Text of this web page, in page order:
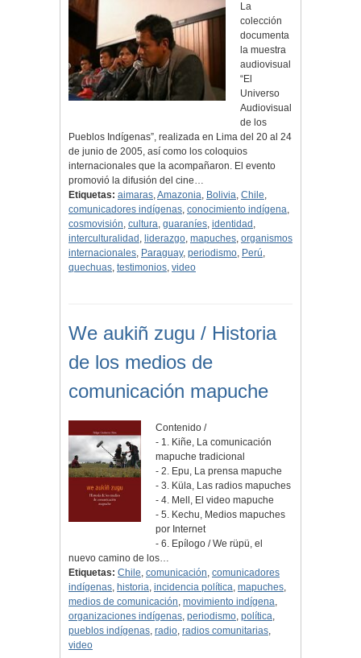
La
colección
documenta
la muestra
audiovisual
“El
Universo
Audiovisual
de los
Pueblos Indígenas”, realizada en Lima del 20 al 24
de junio de 2005, así como los coloquios
internacionales que la acompañaron. El evento
promovió la difusión del cine…
Etiquetas: aimaras,Amazonia, Bolivia, Chile,
comunicadores indígenas, conocimiento indígena,
cosmovisión, cultura, guaraníes, identidad ,
interculturalidad , liderazgo, mapuches, organismos
internacionales, Paraguay, periodismo, Perú,
quechuas, testimonios, video
We aukiñ zugu / Historia
de los medios de
comunicación mapuche
Contenido /
- 1. Kiñe, La comunicación
mapuche tradicional
- 2. Epu, La prensa mapuche
- 3. Küla, Las radios mapuches
- 4. Mell, El video mapuche
- 5. Kechu, Medios mapuches
por Internet
- 6. Epílogo / We rüpü, el
nuevo camino de los…
Etiquetas: Chile, comunicación, comunicadores
indígenas, historia, incidencia política, mapuches,
medios de comunicación, movimiento indígena,
organizaciones indígenas, periodismo, política,
pueblos indígenas, radio, radios comunitarias,
video